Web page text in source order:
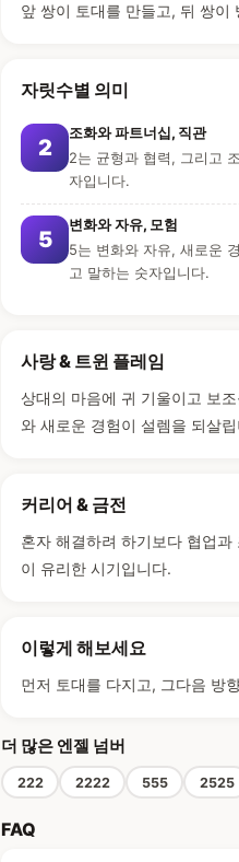
앞 쌍이 토대를 만들고, 뒤 쌍이
자릿수별 의미
2
조화와 파트너십, 직관
2는 균형과 협력, 그리고
자입니다.
5
변화와 자유, 모험
5는 변화와 자유, 새로운
고 말하는 숫자입니다.
사랑 & 트윈 플레임
상대의 마음에 귀 기울이고 보
와 새로운 경험이 설렘을 되살
커리어 & 금전
혼자 해결하려 하기보다 협업
이 유리한 시기입니다.
이렇게 해보세요
먼저 토대를 다지고, 그다음 방
더 많은 엔젤 넘버
222 2222 555 2525
FAQ